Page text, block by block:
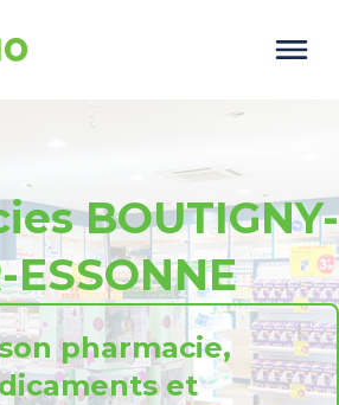
BOUTIGNY-
ESSONNE
pharmacie,
et